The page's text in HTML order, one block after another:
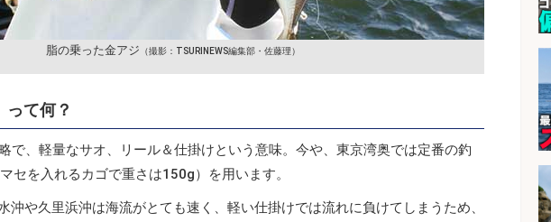
脂の乗った金アジ （撮影：TSURINEWS編集部・佐藤理）
って何？
で、軽量なサオ、リール＆仕掛けという意味。今や、東京湾奥では定番の釣
セを入れるカゴで重さは150g）を用います。
沖や久里浜沖は海流がとても速く、軽い仕掛けでは流れに負けてしまうため、